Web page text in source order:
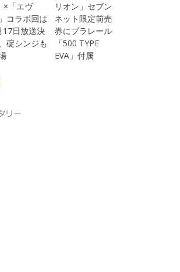
×「エヴ
コラボ回は
17日放送決
碇シンジも
リオン」セブン
ネット限定前売
券にプラレール
「500 TYPE
EVA」付属